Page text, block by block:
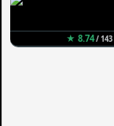
★ 8.74/ 143